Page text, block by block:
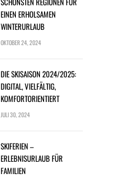
EINEN ERHOLSAMEN
WINTERURLAUB
OKTOBER 24, 2024
DIE SKISAISON 2024/2025:
DIGITAL, VIELFÄLTIG,
KOMFORTORIENTIERT
JULI 30, 2024
SKIFERIEN –
ERLEBNISURLAUB FÜR
FAMILIEN